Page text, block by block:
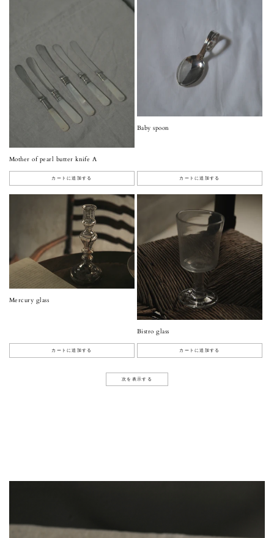
Mother of pearl butter knife A
カートに追加する
Baby spoon
カートに追加する
Mercury glass
カートに追加する
Bistro glass
カートに追加する
次を表示する